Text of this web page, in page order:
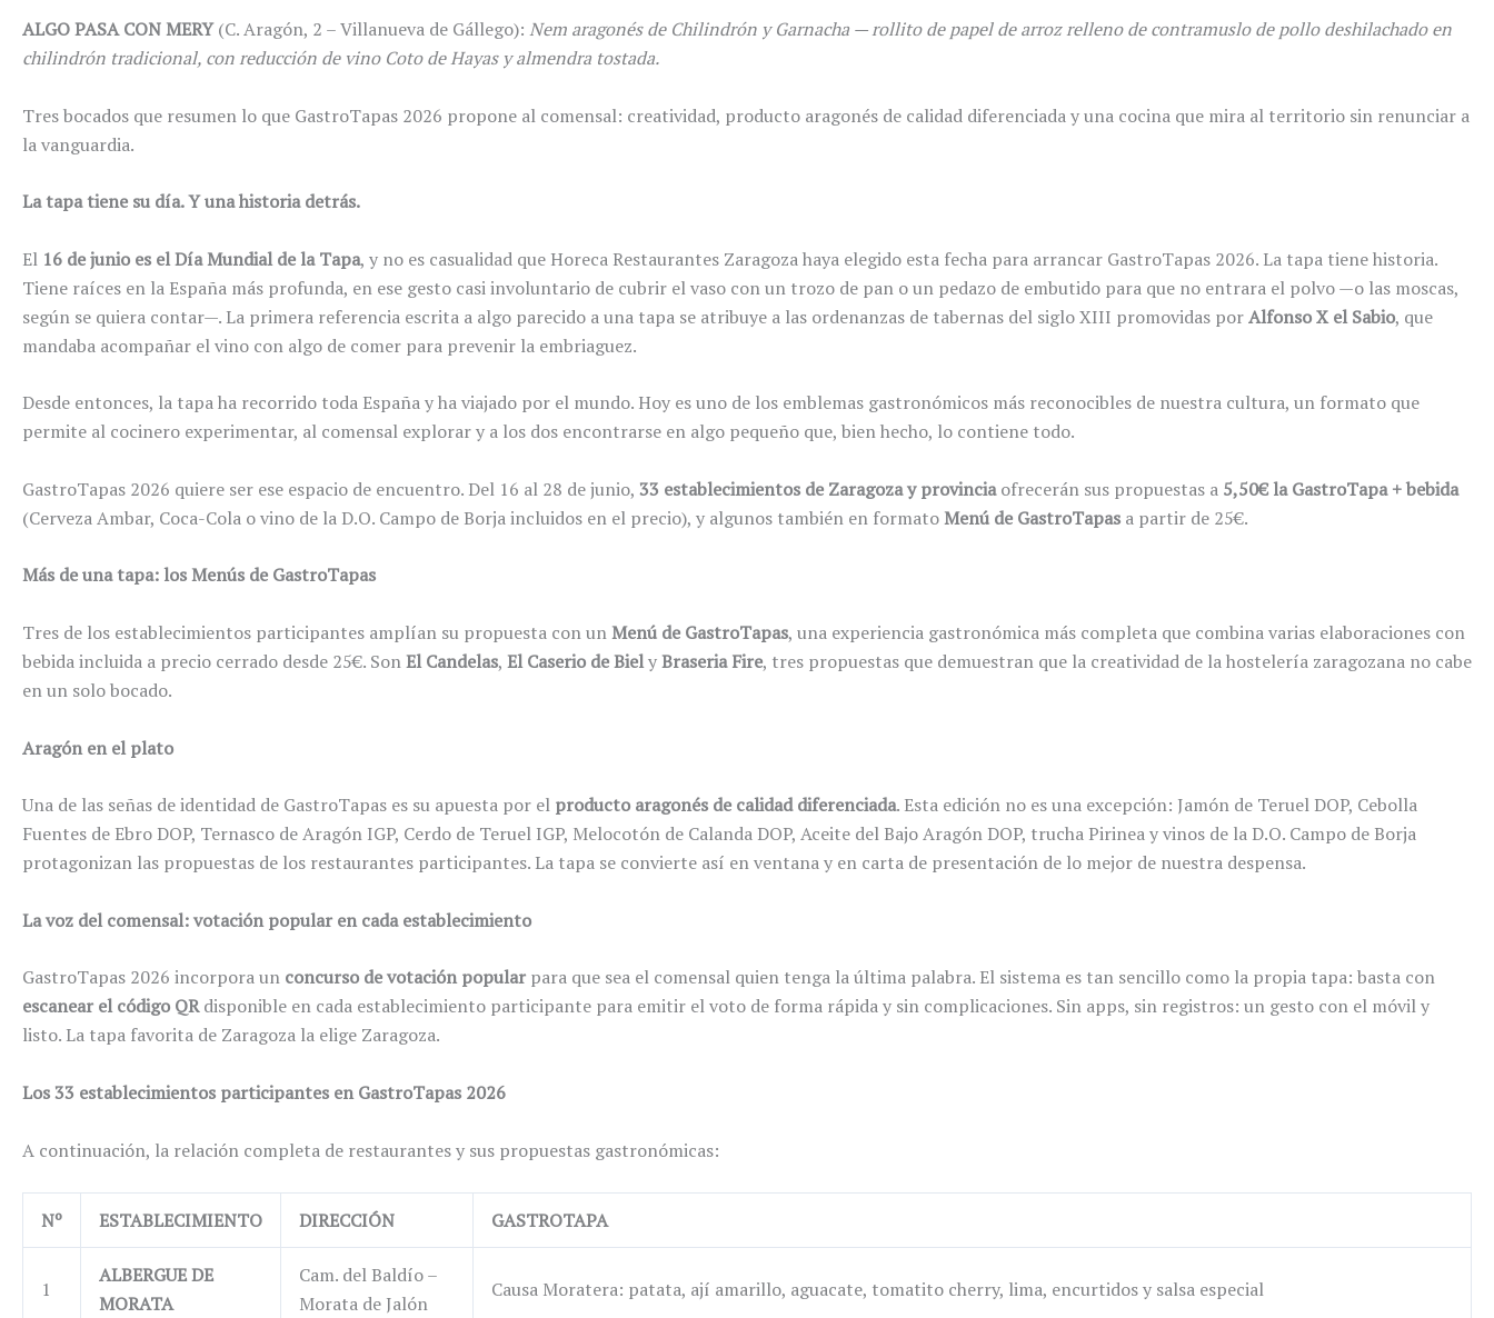
ALGO PASA CON MERY(C. Aragón, 2 – Villanueva de Gállego): Nem aragonés de Chilindrón y Garnacha — rollito de papel de arroz relleno de contramuslo de pollo deshilachado en
chilindrón tradicional, con reducción de vino Coto de Hayas y almendra tostada.
Tres bocados que resumen lo que GastroTapas 2026 propone al comensal: creatividad, producto aragonés de calidad diferenciada y una cocina que mira al territorio sin renunciar a
la vanguardia.
La tapa tiene su día. Y una historia detrás.
El 16 de junio es el Día Mundial de la Tapa, y no es casualidad que Horeca Restaurantes Zaragoza haya elegido esta fecha para arrancar GastroTapas 2026. La tapa tiene historia.
Tiene raíces en la España más profunda, en ese gesto casi involuntario de cubrir el vaso con un trozo de pan o un pedazo de embutido para que no entrara el polvo —o las moscas,
según se quiera contar—. La primera referencia escrita a algo parecido a una tapa se atribuye a las ordenanzas de tabernas del siglo XIII promovidas porAlfonso X el Sabio, que
mandaba acompañar el vino con algo de comer para prevenir la embriaguez.
Desde entonces, la tapa ha recorrido toda España y ha viajado por el mundo. Hoy es uno de los emblemas gastronómicos más reconocibles de nuestra cultura, un formato que
permite al cocinero experimentar, al comensal explorar y a los dos encontrarse en algo pequeño que, bien hecho, lo contiene todo.
GastroTapas 2026 quiere ser ese espacio de encuentro. Del 16 al 28 de junio, 33 establecimientos de Zaragoza y provinciaofrecerán sus propuestas a 5,50€ la GastroTapa + bebida
(Cerveza Ambar, Coca-Cola o vino de la D.O. Campo de Borja incluidos en el precio), y algunos también en formatoMenú de GastroTapas a partir de 25€.
Más de una tapa: los Menús de GastroTapas
Tres de los establecimientos participantes amplían su propuesta con unMenú de GastroTapas, una experiencia gastronómica más completa que combina varias elaboraciones con
bebida incluida a precio cerrado desde 25€. SonEl Candelas, El Caserio de BielyBraseria Fire, tres propuestas que demuestran que la creatividad de la hostelería zaragozana no cabe
en un solo bocado.
Aragón en el plato
Una de las señas de identidad de GastroTapas es su apuesta por el producto aragonés de calidad diferenciada. Esta edición no es una excepción: Jamón de Teruel DOP, Cebolla
Fuentes de Ebro DOP, Ternasco de Aragón IGP, Cerdo de Teruel IGP, Melocotón de Calanda DOP, Aceite del Bajo Aragón DOP, trucha Pirinea y vinos de la D.O. Campo de Borja
protagonizan las propuestas de los restaurantes participantes. La tapa se convierte así en ventana y en carta de presentación de lo mejor de nuestra despensa.
La voz del comensal: votación popular en cada establecimiento
GastroTapas 2026 incorpora un concurso de votación popular para que sea el comensal quien tenga la última palabra. El sistema es tan sencillo como la propia tapa: basta con
escanear el código QRdisponible en cada establecimiento participante para emitir el voto de forma rápida y sin complicaciones. Sin apps, sin registros: un gesto con el móvil y
listo. La tapa favorita de Zaragoza la elige Zaragoza.
Los 33 establecimientos participantes en GastroTapas 2026
A continuación, la relación completa de restaurantes y sus propuestas gastronómicas:
Nº ESTABLECIMIENTO DIRECCIÓN GASTROTAPA
1
ALBERGUE DE
MORATA
Cam. del Baldío –
Morata de Jalón
Causa Moratera: patata, ají amarillo, aguacate, tomatito cherry, lima, encurtidos y salsa especial